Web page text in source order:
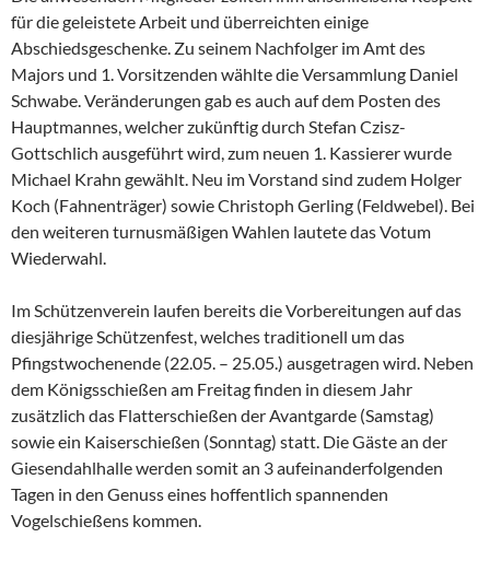
für die geleistete Arbeit und überreichten einige
Abschiedsgeschenke. Zu seinem Nachfolger im Amt des
Majors und 1. Vorsitzenden wählte die Versammlung Daniel
Schwabe. Veränderungen gab es auch auf dem Posten des
Hauptmannes, welcher zukünftig durch Stefan Czisz-
Gottschlich ausgeführt wird, zum neuen 1. Kassierer wurde
Michael Krahn gewählt. Neu im Vorstand sind zudem Holger
Koch (Fahnenträger) sowie Christoph Gerling (Feldwebel). Bei
den weiteren turnusmäßigen Wahlen lautete das Votum
Wiederwahl.
Im Schützenverein laufen bereits die Vorbereitungen auf das
diesjährige Schützenfest, welches traditionell um das
Pfingstwochenende (22.05. – 25.05.) ausgetragen wird. Neben
dem Königsschießen am Freitag finden in diesem Jahr
zusätzlich das Flatterschießen der Avantgarde (Samstag)
sowie ein Kaiserschießen (Sonntag) statt. Die Gäste an der
Giesendahlhalle werden somit an 3 aufeinanderfolgenden
Tagen in den Genuss eines hoffentlich spannenden
Vogelschießens kommen.